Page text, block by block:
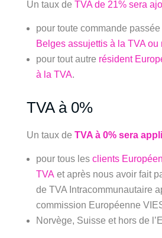
Un taux de TVA de 21% sera
pour toute commande
Belges assujettis à la TVA ou
pour tout autre résident
à la TVA.
TVA à 0%
Un taux de TVA à 0% sera
pour tous les clients
TVA et après nous avoir fait
de TVA Intracommunautaire
commission Européenne
Norvège, Suisse et hors de